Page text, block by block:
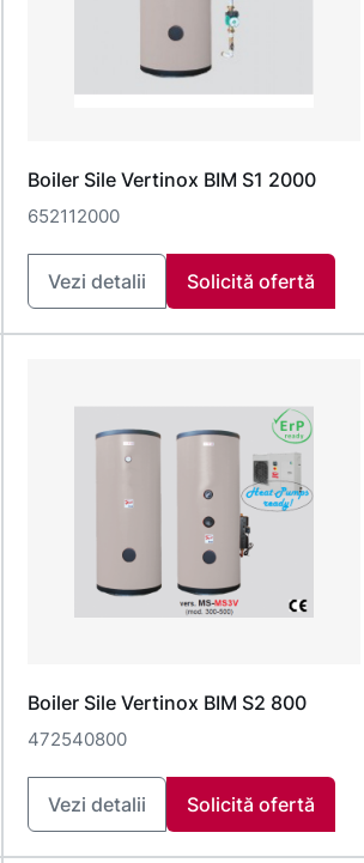
Boiler Sile Vertinox BIM S1 2000
652112000
Vezi detalii Solicită ofertă
Boiler Sile Vertinox BIM S2 800
472540800
Vezi detalii Solicită ofertă